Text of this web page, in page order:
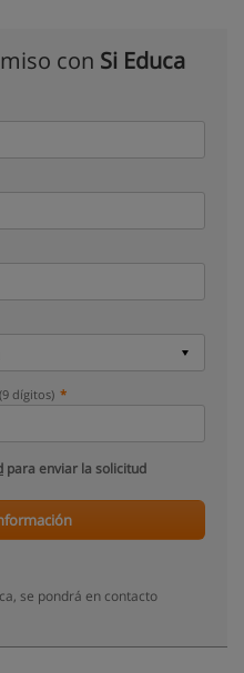
con Si Educa
dígitos)
para enviar la solicitud
se pondrá en contacto